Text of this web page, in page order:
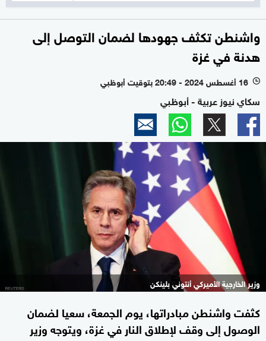
واشنطن تكثف جهودها لضمان التوصل إلى
هدنة في غزة
l 16 أغسطس 2024 - 20:49 بتوقيت أبوظبي
سكاي نيوز عربية - أبوظبي
وزير الخارجية الأميركي أنتوني بلينكن
كثفت واشنطن مبادراتها، يوم الجمعة، سعيا لضمان
الوصول إلى وقف لإطلاق النار في غزة، ويتوجه وزير